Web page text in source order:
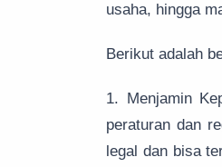
usaha, hingga
Berikut adalah
1. Menjamin
peraturan dan
legal dan bisa